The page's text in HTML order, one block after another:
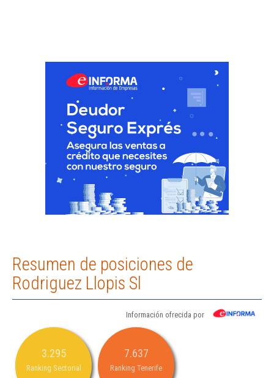
Resumen de posiciones de
Rodriguez Llopis Sl
Información ofrecida por
3.295
Ranking Sectorial
7.637
Ranking Tenerife